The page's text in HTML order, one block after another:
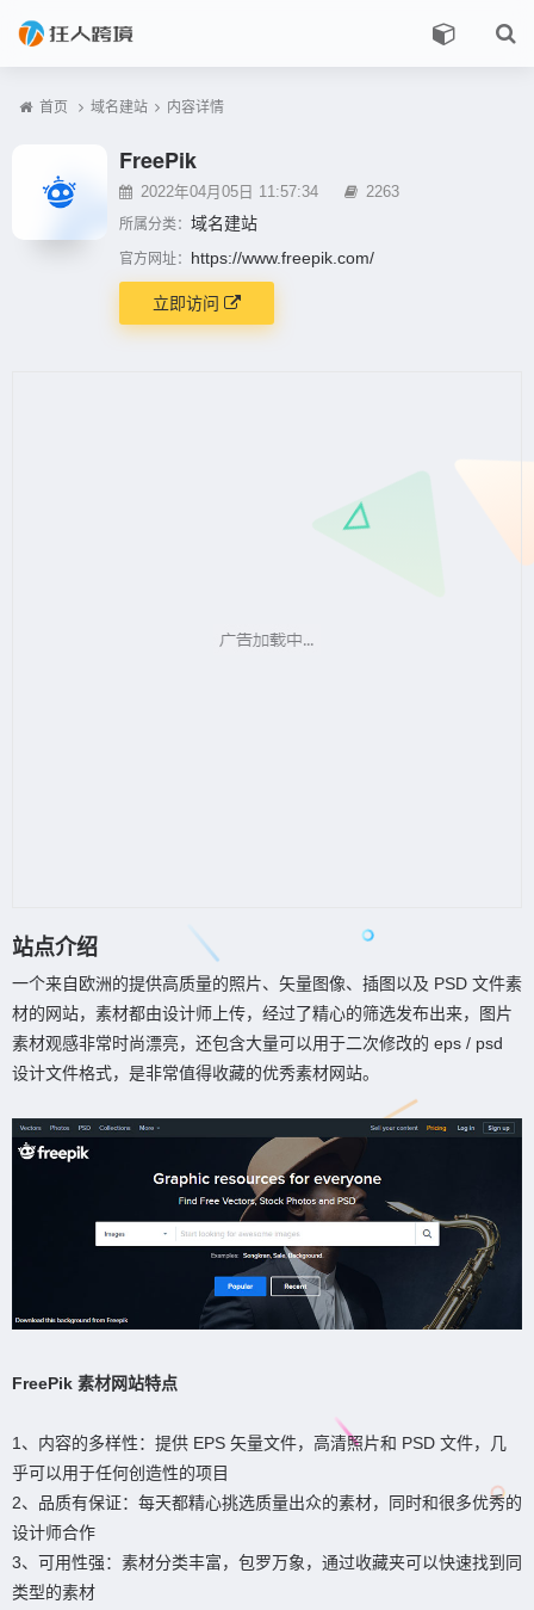
首页 域名建站 内容详情
FreePik
2022年04月05日 11:57:34
2263
所属分类： 域名建站
官方网址： https://www.freepik.com/
立即访问
站点介绍
一个来自欧洲的提供高质量的照片、矢量图像、插图以及 PSD 文件素
材的网站，素材都由设计师上传，经过了精心的筛选发布出来，图片
素材观感非常时尚漂亮，还包含大量可以用于二次修改的 eps / psd
设计文件格式，是非常值得收藏的优秀素材网站。
FreePik 素材网站特点
1、内容的多样性：提供 EPS 矢量文件，高清照片和 PSD 文件，几
乎可以用于任何创造性的项目
2、品质有保证：每天都精心挑选质量出众的素材，同时和很多优秀的
设计师合作
3、可用性强：素材分类丰富，包罗万象，通过收藏夹可以快速找到同
类型的素材